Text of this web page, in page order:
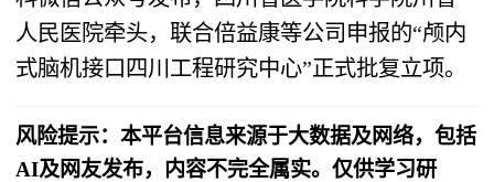
人民医院牵头，联合倍益康等公司申报的“颅内
式脑机接口四川工程研究中心”正式批复立项。
风险提示：本平台信息来源于大数据及网络，包括
AI及网友发布，内容不完全属实。仅供学习研